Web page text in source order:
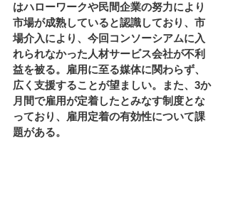
はハローワークや民間企業の努力により
市場が成熟していると認識しており、市
場介入により、今回コンソーシアムに入
れられなかった人材サービス会社が不利
益を被る。雇用に至る媒体に関わらず、
広く支援することが望ましい。また、3か
月間で雇用が定着したとみなす制度とな
っており、雇用定着の有効性について課
題がある。